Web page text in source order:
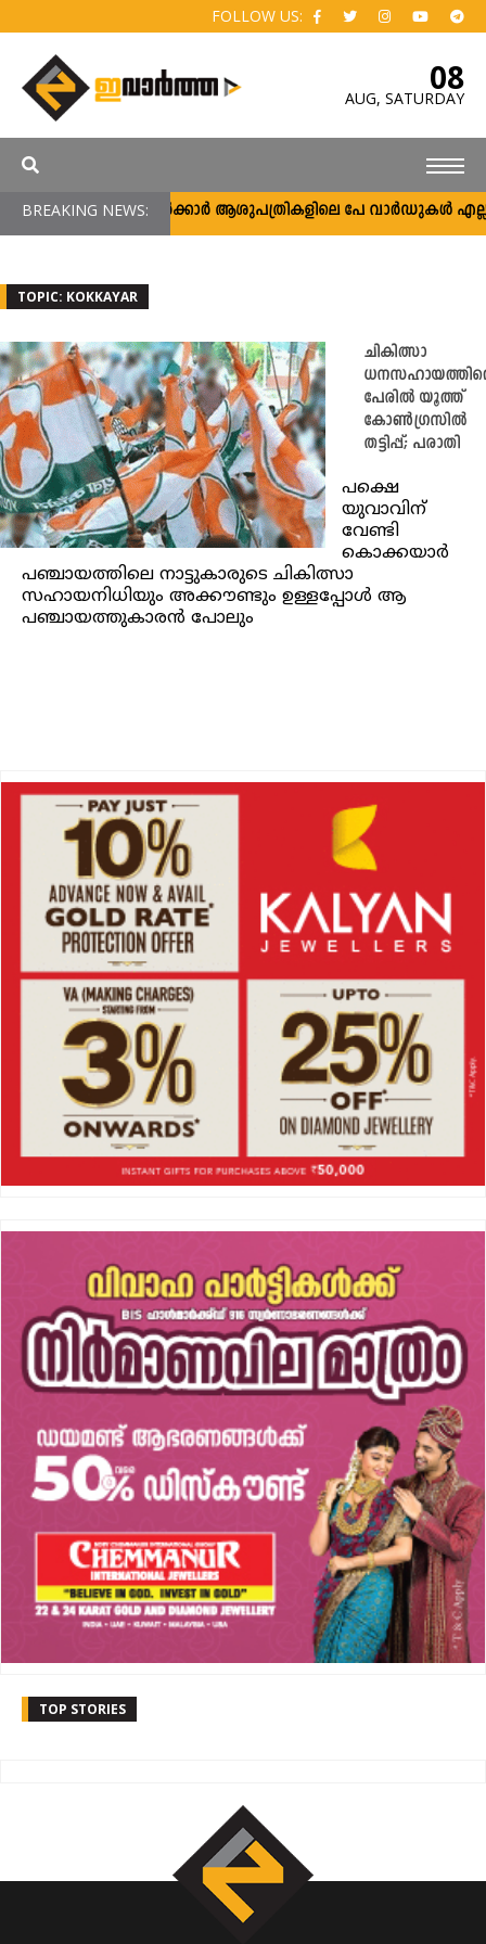
FOLLOW US:
08
AUG, SATURDAY
BREAKING NEWS:സർക്കാർ ആശുപത്രികളിലെ പേ വാർഡുകൾ
TOPIC: KOKKAYAR
ചികിത്സാ
പേരില്‍ യൂത്ത്
കോണ്‍ഗ്രസിൽ
തട്ടിപ്പ്; പരാതി
പക്ഷെ
യുവാവിന്
വേണ്ടി
കൊക്കയാര്‍
പഞ്ചായത്തിലെ നാട്ടുകാരുടെ ചികിത്സാ
സഹായനിധിയും അക്കൗണ്ടും ഉള്ളപ്പോള്‍ ആ
പഞ്ചായത്തുകാരന്‍ പോലും
TOP STORIES